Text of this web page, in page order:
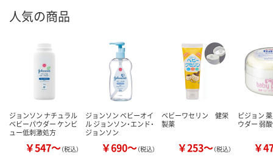
人気の商品
ジョンソン ナチュラル
ベビーパウダー ケンビ
ュー低刺激処方
￥547～（税込）
ジョンソン ベビーオイ
ル ジョンソン・エンド・
ジョンソン
￥690～（税込）
ベビーワセリン 健栄
製薬
￥253～（税込）
ピジョン
ウダー 弱
￥